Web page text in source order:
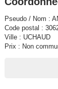
Pseudo / Nom :
Code postal :
Ville : UCHAUD
Prix : Non